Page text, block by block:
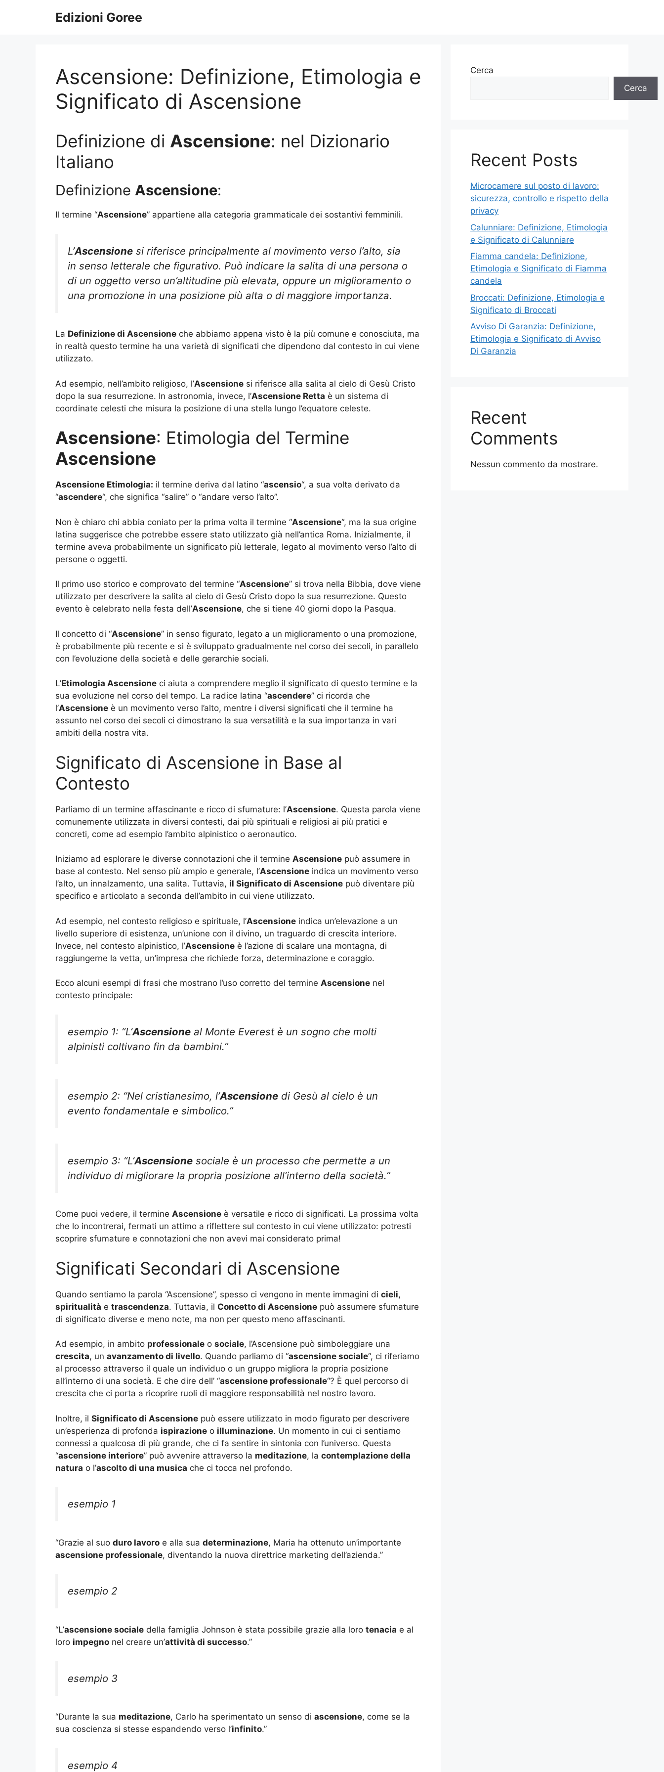
Edizioni Goree
Ascensione: Definizione, Etimologia e
Significato di Ascensione
Definizione di Ascensione: nel Dizionario
Italiano
Definizione Ascensione:
Il termine “Ascensione” appartiene alla categoria grammaticale dei sostantivi femminili.
L’Ascensione si riferisce principalmente al movimento verso l’alto, sia
in senso letterale che figurativo. Può indicare la salita di una persona o
di un oggetto verso un’altitudine più elevata, oppure un miglioramento o
una promozione in una posizione più alta o di maggiore importanza.
La Definizione di Ascensione che abbiamo appena visto è la più comune e conosciuta, ma
in realtà questo termine ha una varietà di significati che dipendono dal contesto in cui viene
utilizzato.
Ad esempio, nell’ambito religioso, l’Ascensione si riferisce alla salita al cielo di Gesù Cristo
dopo la sua resurrezione. In astronomia, invece, l’Ascensione Retta è un sistema di
coordinate celesti che misura la posizione di una stella lungo l’equatore celeste.
Ascensione: Etimologia del Termine
Ascensione
Ascensione Etimologia: il termine deriva dal latino “ascensio“, a sua volta derivato da
“ascendere“, che significa “salire” o “andare verso l’alto”.
Non è chiaro chi abbia coniato per la prima volta il termine “Ascensione“, ma la sua origine
latina suggerisce che potrebbe essere stato utilizzato già nell’antica Roma. Inizialmente, il
termine aveva probabilmente un significato più letterale, legato al movimento verso l’alto di
persone o oggetti.
Il primo uso storico e comprovato del termine “Ascensione” si trova nella Bibbia, dove viene
utilizzato per descrivere la salita al cielo di Gesù Cristo dopo la sua resurrezione. Questo
evento è celebrato nella festa dell’Ascensione, che si tiene 40 giorni dopo la Pasqua.
Il concetto di “Ascensione” in senso figurato, legato a un miglioramento o una promozione,
è probabilmente più recente e si è sviluppato gradualmente nel corso dei secoli, in parallelo
con l’evoluzione della società e delle gerarchie sociali.
L’Etimologia Ascensione ci aiuta a comprendere meglio il significato di questo termine e la
sua evoluzione nel corso del tempo. La radice latina “ascendere” ci ricorda che
l’Ascensione è un movimento verso l’alto, mentre i diversi significati che il termine ha
assunto nel corso dei secoli ci dimostrano la sua versatilità e la sua importanza in vari
ambiti della nostra vita.
Significato di Ascensione in Base al
Contesto
Parliamo di un termine affascinante e ricco di sfumature: l’Ascensione. Questa parola viene
comunemente utilizzata in diversi contesti, dai più spirituali e religiosi ai più pratici e
concreti, come ad esempio l’ambito alpinistico o aeronautico.
Iniziamo ad esplorare le diverse connotazioni che il termine Ascensione può assumere in
base al contesto. Nel senso più ampio e generale, l’Ascensione indica un movimento verso
l’alto, un innalzamento, una salita. Tuttavia, il Significato di Ascensione può diventare più
specifico e articolato a seconda dell’ambito in cui viene utilizzato.
Ad esempio, nel contesto religioso e spirituale, l’Ascensione indica un’elevazione a un
livello superiore di esistenza, un’unione con il divino, un traguardo di crescita interiore.
Invece, nel contesto alpinistico, l’Ascensione è l’azione di scalare una montagna, di
raggiungerne la vetta, un’impresa che richiede forza, determinazione e coraggio.
Ecco alcuni esempi di frasi che mostrano l’uso corretto del termine Ascensione nel
contesto principale:
esempio 1: “L’Ascensione al Monte Everest è un sogno che molti
alpinisti coltivano fin da bambini.”
esempio 2: “Nel cristianesimo, l’Ascensione di Gesù al cielo è un
evento fondamentale e simbolico.”
esempio 3: “L’Ascensione sociale è un processo che permette a un
individuo di migliorare la propria posizione all’interno della società.”
Come puoi vedere, il termine Ascensione è versatile e ricco di significati. La prossima volta
che lo incontrerai, fermati un attimo a riflettere sul contesto in cui viene utilizzato: potresti
scoprire sfumature e connotazioni che non avevi mai considerato prima!
Significati Secondari di Ascensione
Quando sentiamo la parola “Ascensione”, spesso ci vengono in mente immagini di cieli,
spiritualità e trascendenza. Tuttavia, il Concetto di Ascensione può assumere sfumature
di significato diverse e meno note, ma non per questo meno affascinanti.
Ad esempio, in ambito professionale o sociale, l’Ascensione può simboleggiare una
crescita, un avanzamento di livello. Quando parliamo di “ascensione sociale“, ci riferiamo
al processo attraverso il quale un individuo o un gruppo migliora la propria posizione
all’interno di una società. E che dire dell’ “ascensione professionale“? È quel percorso di
crescita che ci porta a ricoprire ruoli di maggiore responsabilità nel nostro lavoro.
Inoltre, il Significato di Ascensione può essere utilizzato in modo figurato per descrivere
un’esperienza di profonda ispirazione o illuminazione. Un momento in cui ci sentiamo
connessi a qualcosa di più grande, che ci fa sentire in sintonia con l’universo. Questa
“ascensione interiore” può avvenire attraverso la meditazione, la contemplazione della
natura o l’ascolto di una musica che ci tocca nel profondo.
esempio 1
“Grazie al suo duro lavoro e alla sua determinazione, Maria ha ottenuto un’importante
ascensione professionale, diventando la nuova direttrice marketing dell’azienda.”
esempio 2
“L’ascensione sociale della famiglia Johnson è stata possibile grazie alla loro tenacia e al
loro impegno nel creare un’attività di successo.”
esempio 3
“Durante la sua meditazione, Carlo ha sperimentato un senso di ascensione, come se la
sua coscienza si stesse espandendo verso l’infinito.”
esempio 4
Cerca
Cerca
Recent Posts
Microcamere sul posto di lavoro:
sicurezza, controllo e rispetto della
privacy
Calunniare: Definizione, Etimologia
e Significato di Calunniare
Fiamma candela: Definizione,
Etimologia e Significato di Fiamma
candela
Broccati: Definizione, Etimologia e
Significato di Broccati
Avviso Di Garanzia: Definizione,
Etimologia e Significato di Avviso
Di Garanzia
Recent
Comments
Nessun commento da mostrare.